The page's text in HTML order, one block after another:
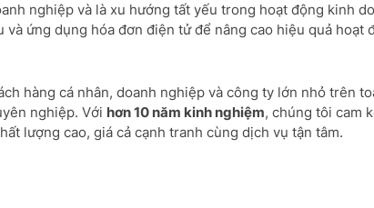
nghiệp và là xu hướng tất yếu trong hoạt động kinh
ứng dụng hóa đơn điện tử để nâng cao hiệu quả hoạt
hàng cá nhân, doanh nghiệp và công ty lớn nhỏ trên
nghiệp. Với hơn 10 năm kinh nghiệm, chúng tôi cam
lượng cao, giá cả cạnh tranh cùng dịch vụ tận tâm.